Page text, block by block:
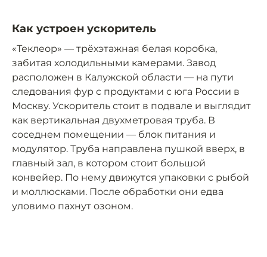
Как устроен ускоритель
«Теклеор» — трёхэтажная белая коробка,
забитая холодильными камерами. Завод
расположен в Калужской области — на пути
следования фур с продуктами с юга России в
Москву. Ускоритель стоит в подвале и выглядит
как вертикальная двухметровая труба. В
соседнем помещении — блок питания и
модулятор. Труба направлена пушкой вверх, в
главный зал, в котором стоит большой
конвейер. По нему движутся упаковки с рыбой
и моллюсками. После обработки они едва
уловимо пахнут озоном.